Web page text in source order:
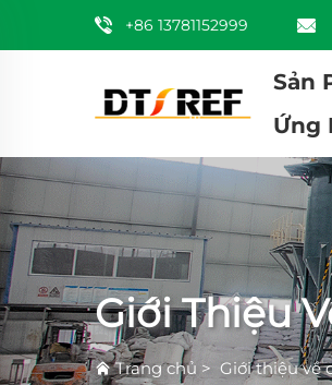
+86 13781152999
Sản
Ứng
Giới Thiệu
Trang chủ > Giới thiệu về